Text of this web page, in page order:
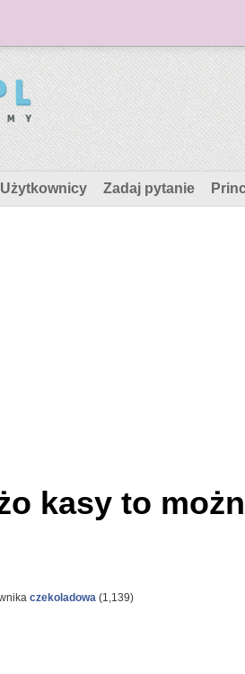
Użytkownicy Zadaj pytanie
kasy to
czekoladowa (1,139)